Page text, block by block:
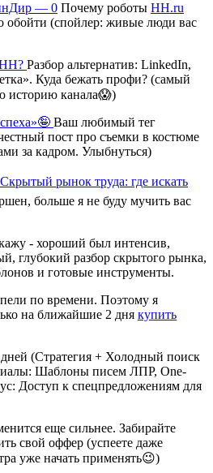
— 0 Почему роботы HH.ru
обойти (спойлер: живые люди вас
Разбор альтернатив: LinkedIn,
Куда бежать профи? (самый
историю канала😱)
Ваш любимый тег
пост про съемки в костюме
за кадром. Улыбнуться)
рынок труда: где искать
больше я не буду мучить вас
- хороший был интенсив,
глубокий разбор скрытого рынка,
и готовые инструменты.
по времени. Поэтому я
на ближайшие 2 дня купить
(Стратегия + Холодный поиск
Шаблоны писем ЛПР, One-
Доступ к спецпредложениям для
еще сильнее. Забирайте
свой оффер (успеете даже
уже начать применять😉)